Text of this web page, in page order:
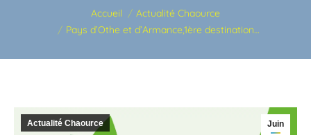
Accueil
Actualité Chaource
Pays d’Othe et d’Armance,1ère destination…
Juin
Actualité Chaource